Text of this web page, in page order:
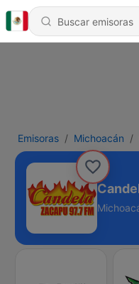
Emisoras Michoacán